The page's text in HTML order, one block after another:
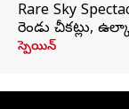
Rare Sky
రెండు చీకట్లు,
స్పెయిన్